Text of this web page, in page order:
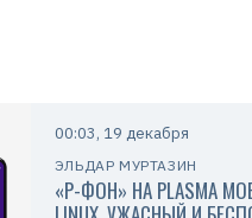
00:03, 19 декабря
ЭЛЬДАР МУРТАЗИН
«Р-ФОН» НА PLASMA